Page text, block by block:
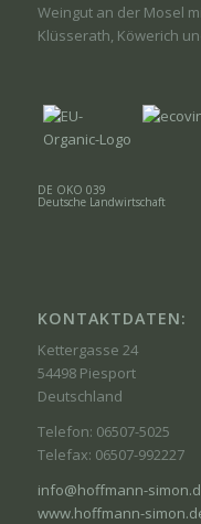
Weingut an der Mosel
Klüsserath, Köwerich
DE ÖKO 039
Deutsche Landwirtschaft
KONTAKTDATEN:
Kettergasse 24
54498 Piesport
Deutschland
Telefon: 06507-5025
Telefax: 06507-992227
info@hoffmann-
www.hoffmann-